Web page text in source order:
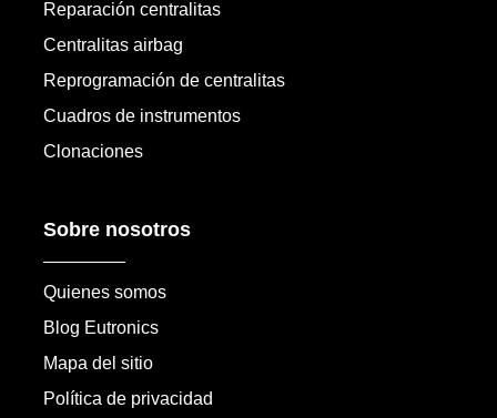
Reparación centralitas
Centralitas airbag
Reprogramación de centralitas
Cuadros de instrumentos
Clonaciones
Sobre nosotros
Quienes somos
Blog Eutronics
Mapa del sitio
Política de privacidad